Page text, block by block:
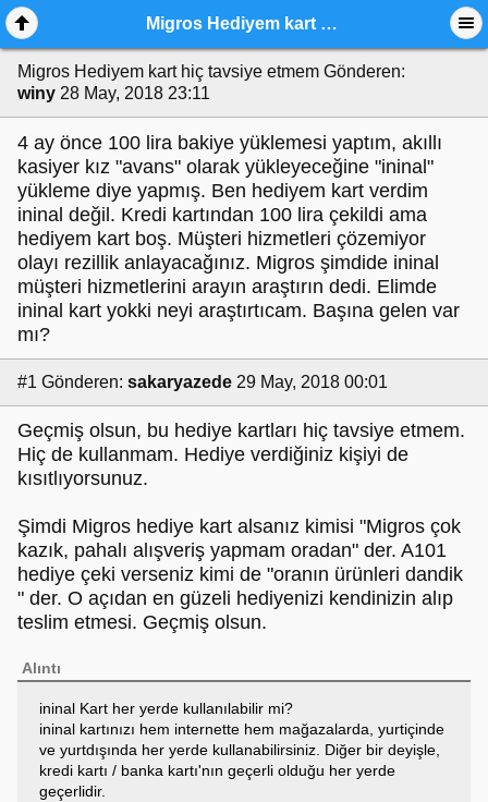
Migros Hediyem kart hiç tavsiye etmem
Migros Hediyem kart hiç tavsiye etmem Gönderen:
winy 28 May, 2018 23:11
4 ay önce 100 lira bakiye yüklemesi yaptım, akıllı
kasiyer kız "avans" olarak yükleyeceğine "ininal"
yükleme diye yapmış. Ben hediyem kart verdim
ininal değil. Kredi kartından 100 lira çekildi ama
hediyem kart boş. Müşteri hizmetleri çözemiyor
olayı rezillik anlayacağınız. Migros şimdide ininal
müşteri hizmetlerini arayın araştırın dedi. Elimde
ininal kart yokki neyi araştırtıcam. Başına gelen var
mı?
#1 Gönderen: sakaryazede 29 May, 2018 00:01
Geçmiş olsun, bu hediye kartları hiç tavsiye etmem.
Hiç de kullanmam. Hediye verdiğiniz kişiyi de
kısıtlıyorsunuz.
Şimdi Migros hediye kart alsanız kimisi "Migros çok
kazık, pahalı alışveriş yapmam oradan" der. A101
hediye çeki verseniz kimi de "oranın ürünleri dandik
" der. O açıdan en güzeli hediyenizi kendinizin alıp
teslim etmesi. Geçmiş olsun.
Alıntı
ininal Kart her yerde kullanılabilir mi?
ininal kartınızı hem internette hem mağazalarda, yurtiçinde
ve yurtdışında her yerde kullanabilirsiniz. Diğer bir deyişle,
kredi kartı / banka kartı'nın geçerli olduğu her yerde
geçerlidir.